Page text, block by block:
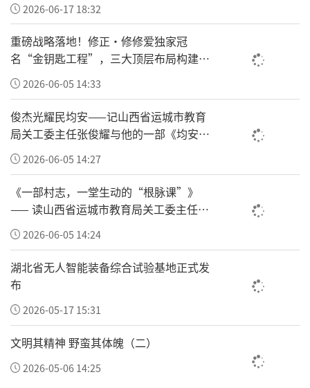
据介绍，根据国际足联的严格约定，“大力神
杯”在青岛的停留时间仅为24小时，海信面向
全球开放限量2026个现场打卡名额。连日来，
参展热情火爆，预约平台瞬时涌入近10万人抢
票，还有网友发现大力神杯合影的名额在二手
平台转卖并加价到2800余元。为回应大家的热
情，让更多人可以近距离观摩大力神杯，海信
在确保流程符合规范的前提下，紧急追加2000
个预约名额，目前也正在申请国际足联延期展
示，为市民争取更多参观时间。
2026-06-17 18:32
重磅战略落地！修正•修修爱独家冠
名“金钥匙工程”，三大顶层布局构建全
国一老一小安全防护新体系
2026-06-05 14:33
俊杰光耀民均安——记山西省运城市教育
局关工委主任张俊耀与他的一部《均安村
志》2026-06-05 14:27
《一部村志，一堂生动的“根脉课”》
—— 读山西省运城市教育局关工委主任张
俊耀主编的《均安村志》有感
2026-06-05 14:24
湖北省无人智能装备综合试验基地正式发
布
2026-05-17 15:31
文明其精神 野蛮其体魄（二）
2026-05-06 14:25